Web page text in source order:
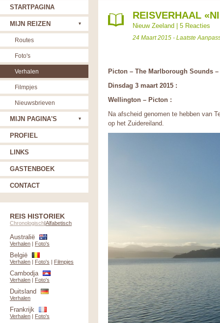
REISVERHAAL
Nieuw Zeeland 5 Reacties
24 Maart 2015 - Laatste
Picton – The Marlborough Sounds
Dinsdag 3 maart 2015 :
Wellington – Picton :
Na afscheid genomen te hebben van
op het Zuidereiland.
STARTPAGINA
MIJN REIZEN
Routes
Foto's
Verhalen
Filmpjes
Nieuwsbrieven
MIJN PAGINA'S
PROFIEL
LINKS
GASTENBOEK
CONTACT
REIS HISTORIEK
Chronologisch|Alfabetisch
Australië
Verhalen | Foto's
België
Verhalen | Foto's | Filmpjes
Cambodja
Verhalen | Foto's
Duitsland
Verhalen
Frankrijk
Verhalen | Foto's